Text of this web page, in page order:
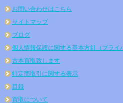
お問い合わせはこちら
サイトマップ
ブログ
個人情報保護に関する基本方針（プライ
古本買取致します
特定商取引に関する表示
目録
買取について